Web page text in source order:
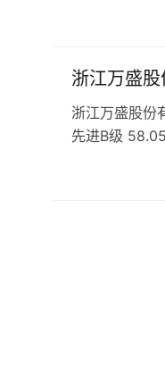
浙江万盛
浙江万盛股份
先进B级